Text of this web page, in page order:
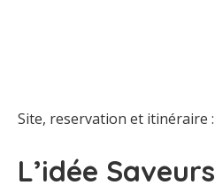
Site, reservation et itinéraire :
L’idée Saveurs